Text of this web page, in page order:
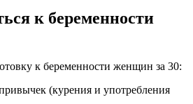
к беременности
к беременности женщин за 30:
(курения и употребления